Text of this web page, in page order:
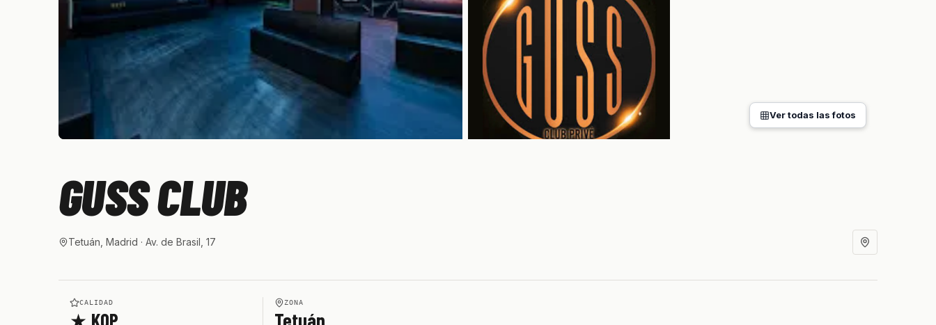
Ver todas las fotos
GUSS CLUB
Tetuán, Madrid · Av. de Brasil, 17
CALIDAD
★ KOP
ZONA
Tetuán